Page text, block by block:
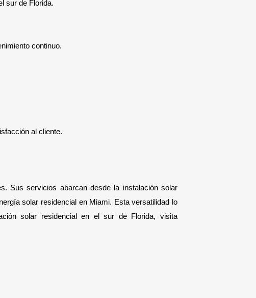
sur de Florida.
continuo.
al cliente.
Sus servicios abarcan desde la instalación solar
solar residencial en Miami. Esta versatilidad lo